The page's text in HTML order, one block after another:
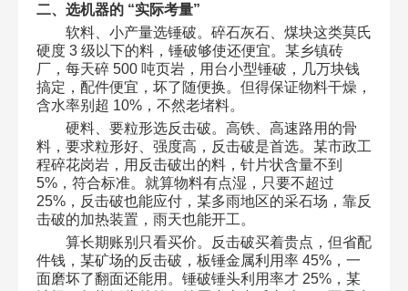
二、选机器的 “实际考量”​
软料、小产量选锤破。碎石灰石、煤块这类莫氏
硬度 3 级以下的料，锤破够使还便宜。某乡镇砖
厂，每天碎 500 吨页岩，用台小型锤破，几万块钱
搞定，配件便宜，坏了随便换。但得保证物料干燥，
含水率别超 10%，不然老堵料。​
硬料、要粒形选反击破。高铁、高速路用的骨
料，要求粒形好、强度高，反击破是首选。某市政工
程碎花岗岩，用反击破出的料，针片状含量不到
5%，符合标准。就算物料有点湿，只要不超过
25%，反击破也能应付，某多雨地区的采石场，靠反
击破的加热装置，雨天也能开工。​
算长期账别只看买价。反击破买着贵点，但省配
件钱，某矿场的反击破，板锤金属利用率 45%，一
面磨坏了翻面还能用。锤破锤头利用率才 25%，某